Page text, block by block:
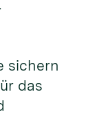
sichern
das